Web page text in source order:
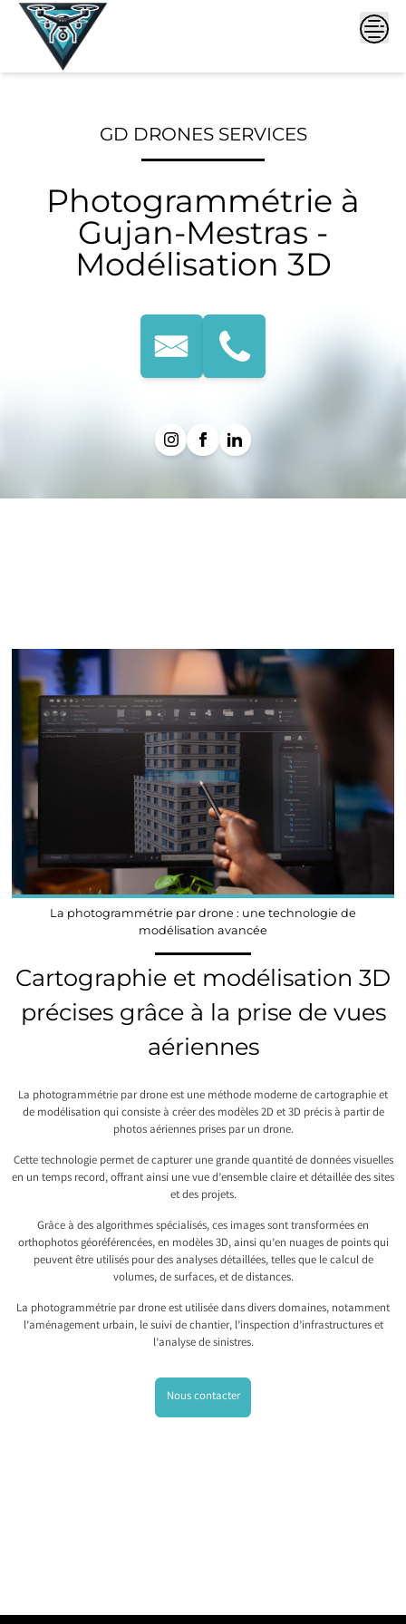
Skip
GD DRONES SERVICES
Photogrammétrie à
Gujan-Mestras -
Modélisation 3D
La photogrammétrie par drone : une technologie de
modélisation avancée
Cartographie et modélisation 3D
précises grâce à la prise de vues
aériennes
La photogrammétrie par drone est une méthode moderne de cartographie et
de modélisation qui consiste à créer des modèles 2D et 3D précis à partir de
photos aériennes prises par un drone.
Cette technologie permet de capturer une grande quantité de données visuelles
en un temps record, offrant ainsi une vue d’ensemble claire et détaillée des sites
et des projets.
Grâce à des algorithmes spécialisés, ces images sont transformées en
orthophotos géoréférencées, en modèles 3D, ainsi qu’en nuages de points qui
peuvent être utilisés pour des analyses détaillées, telles que le calcul de
volumes, de surfaces, et de distances.
La photogrammétrie par drone est utilisée dans divers domaines, notamment
l’aménagement urbain, le suivi de chantier, l’inspection d’infrastructures et
l’analyse de sinistres.
Nous contacter